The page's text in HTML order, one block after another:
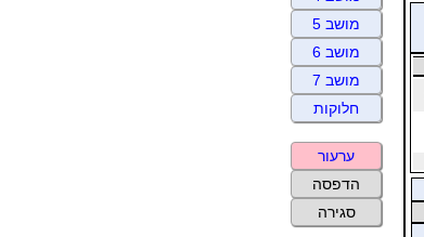
מושב 5
מושב 6
מושב 7
חלוקות
ערעור
הדפסה
סגירה